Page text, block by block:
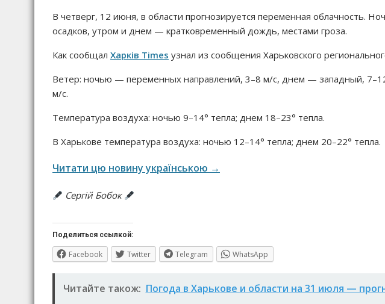
В четверг, 12 июня, в области прогнозируется переменная облачность.
осадков, утром и днем — кратковременный дождь, местами гроза.
Как сообщал Харків Times узнал из сообщения Харьковского
Ветер: ночью — переменных направлений, 3–8 м/с, днем — западный,
м/с.
Температура воздуха: ночью 9–14° тепла; днем 18–23° тепла.
В Харькове температура воздуха: ночью 12–14° тепла; днем 20–22° тепла.
Читати цю новину українською →
Сергій Бобок
Поделиться ссылкой:
Facebook Twitter Telegram WhatsApp
Читайте також: Погода в Харькове и области на 31 июля —